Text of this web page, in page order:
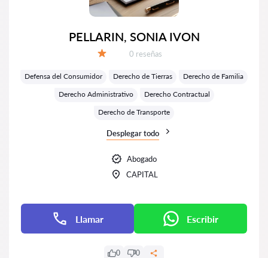
PELLARIN, SONIA IVON
Número de reseñas:
0 reseñas
Defensa del Consumidor Derecho de Tierras
Derecho de Familia
Derecho Administrativo
Derecho Contractual
Derecho de Transporte
Desplegar todo
Abogado
CAPITAL
Llamar Escribir
0 0